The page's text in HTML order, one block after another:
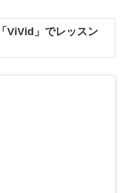
ViVid」でレッスン